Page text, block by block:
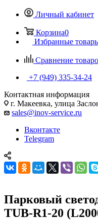
Личный кабинет
Корзина0
Избранные
Сравнение
+7 (949) 335-34-24
Контактная информация
г. Макеевка, улица
sales@inov-service.ru
Вконтакте
Telegram
Парковый
TUB-R1-20